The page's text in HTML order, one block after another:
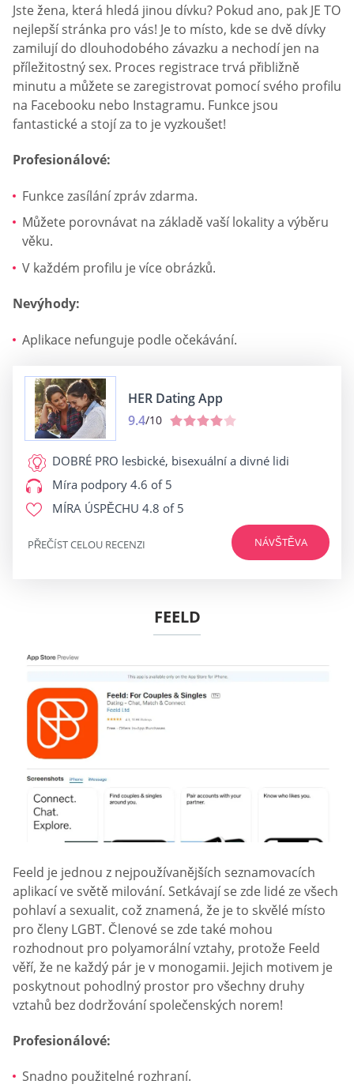
Jste žena, která hledá jinou dívku? Pokud ano, pak JE TO
nejlepší stránka pro vás! Je to místo, kde se dvě dívky
zamilují do dlouhodobého závazku a nechodí jen na
příležitostný sex. Proces registrace trvá přibližně
minutu a můžete se zaregistrovat pomocí svého profilu
na Facebooku nebo Instagramu. Funkce jsou
fantastické a stojí za to je vyzkoušet!
Profesionálové:
Funkce zasílání zpráv zdarma.
Můžete porovnávat na základě vaší lokality a výběru
věku.
V každém profilu je více obrázků.
Nevýhody:
Aplikace nefunguje podle očekávání.
HER Dating App
9.4/10
DOBRÉ PRO lesbické, bisexuální a divné lidi
Míra podpory 4.6 of 5
MÍRA ÚSPĚCHU 4.8 of 5
NÁVŠTĚVA
PŘEČÍST CELOU RECENZI
FEELD
Feeld je jednou z nejpoužívanějších seznamovacích
aplikací ve světě milování. Setkávají se zde lidé ze všech
pohlaví a sexualit, což znamená, že je to skvělé místo
pro členy LGBT. Členové se zde také mohou
rozhodnout pro polyamorální vztahy, protože Feeld
věří, že ne každý pár je v monogamii. Jejich motivem je
poskytnout pohodlný prostor pro všechny druhy
vztahů bez dodržování společenských norem!
Profesionálové:
Snadno použitelné rozhraní.